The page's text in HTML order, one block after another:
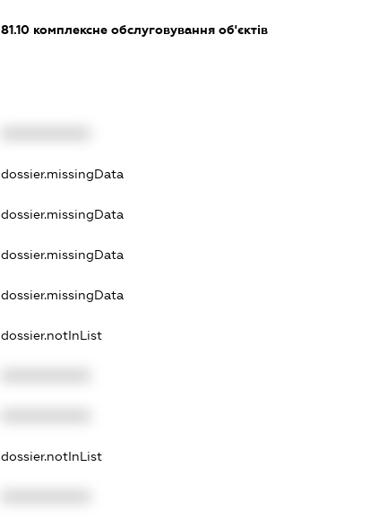
81.10 комплексне обслуговування об'єктів
dossier.missingData
dossier.missingData
dossier.missingData
dossier.missingData
dossier.notInList
dossier.notInList